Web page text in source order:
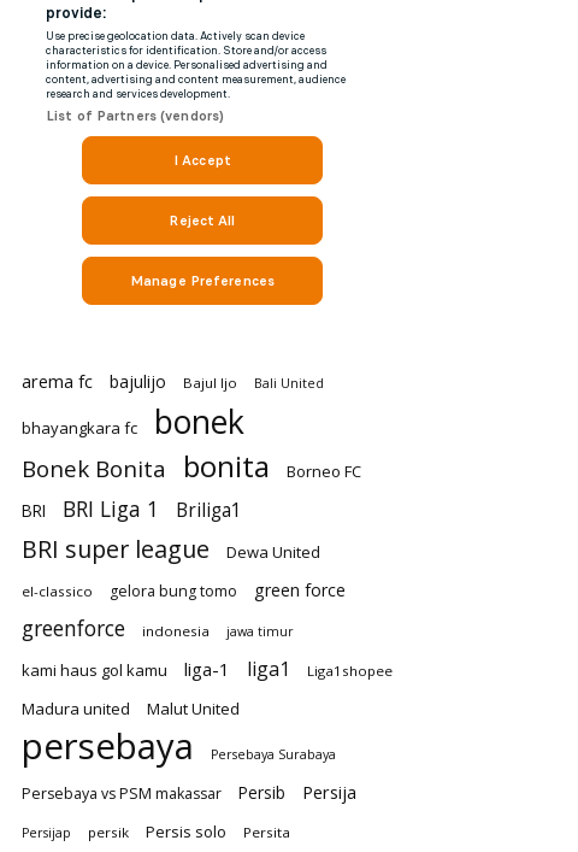
arema fc bajulijo Bajul Ijo Bali United
bhayangkara fc bonek
Bonek Bonita bonita
Borneo FC
BRI
BRI Liga 1 Briliga1
BRI super league Dewa United
el-classico gelora bung tomo green force
greenforce indonesia jawa timur
kami haus gol kamu liga-1 liga1 Liga1shopee
Madura united Malut United
persebaya Persebaya Surabaya
Persebaya vs PSM makassar Persib Persija
Persijap persik Persis solo Persita